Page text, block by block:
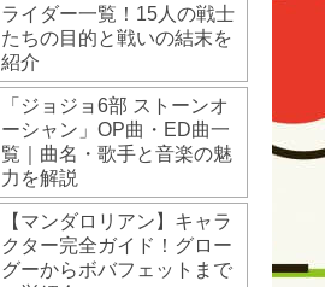
ライダー一覧！15人の戦士
たちの目的と戦いの結末を
紹介
「ジョジョ6部 ストーンオ
ーシャン」OP曲・ED曲一
覧｜曲名・歌手と音楽の魅
力を解説
【マンダロリアン】キャラ
クター完全ガイド！グロー
グーからボバフェットまで